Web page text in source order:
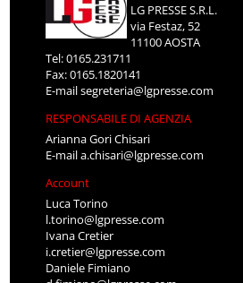
LG PRESSE S.R.L.
via Festaz, 52
11100 AOSTA
Tel: 0165.231711
Fax: 0165.1820141
E-mailsegreteria@lgpresse.com
RESPONSABILE DI AGENZIA
Arianna Gori Chisari
E-maila.chisari@lgpresse.com
Account
Luca Torino
l.torino@lgpresse.com
Ivana Cretier
i.cretier@lgpresse.com
Daniele Fimiano